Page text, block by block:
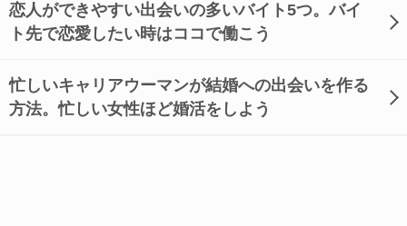
恋人ができやすい出会いの多いバイト5つ。バイ
ト先で恋愛したい時はココで働こう
忙しいキャリアウーマンが結婚への出会いを作る
方法。忙しい女性ほど婚活をしよう